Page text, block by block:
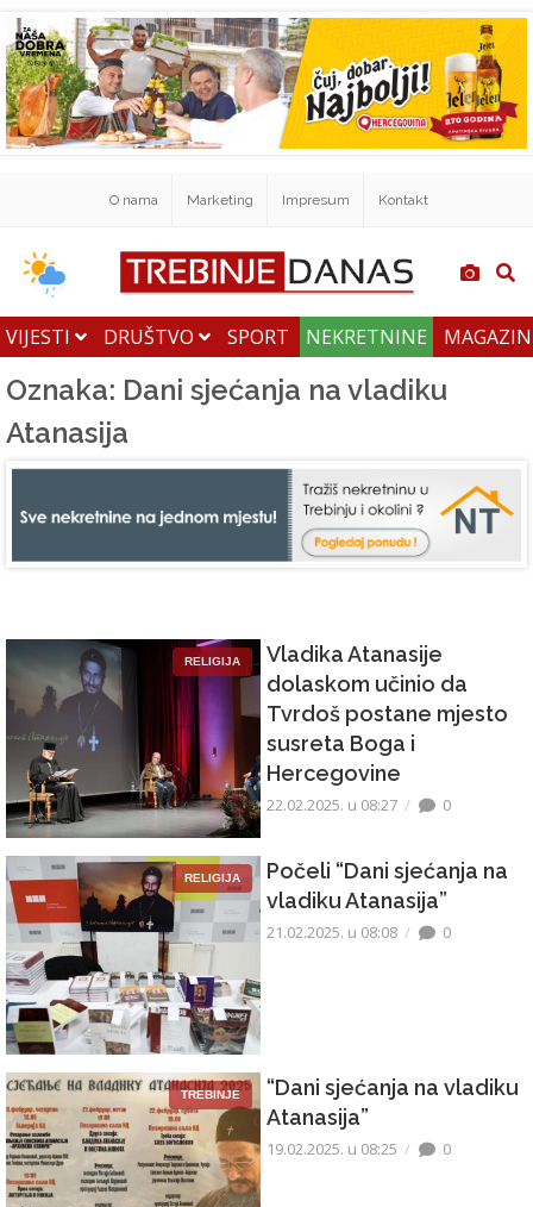
O nama Marketing Impresum Kontakt
VIJESTI DRUŠTVO SPORT NEKRETNINE
Oznaka: Dani sjećanja na vladiku
Atanasija
RELIGIJA
Vladika Atanasije
dolaskom učinio da
Tvrdoš postane mjesto
susreta Boga i
Hercegovine
22.02.2025. u 08:27 0
RELIGIJA
Počeli “Dani sjećanja na
vladiku Atanasija”
21.02.2025. u 08:08 0
TREBINJE
“Dani sjećanja na vladiku
Atanasija”
19.02.2025. u 08:25 0